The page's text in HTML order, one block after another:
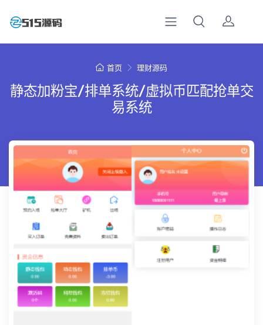
首页 理财源码
静态加粉宝/排单系统/虚拟币匹配抢单交
易系统